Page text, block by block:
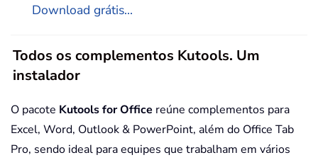
Download grátis...
Todos os complementos Kutools. Um
instalador
O pacote Kutools for Office reúne complementos para
Excel, Word, Outlook & PowerPoint, além do Office Tab
Pro, sendo ideal para equipes que trabalham em vários